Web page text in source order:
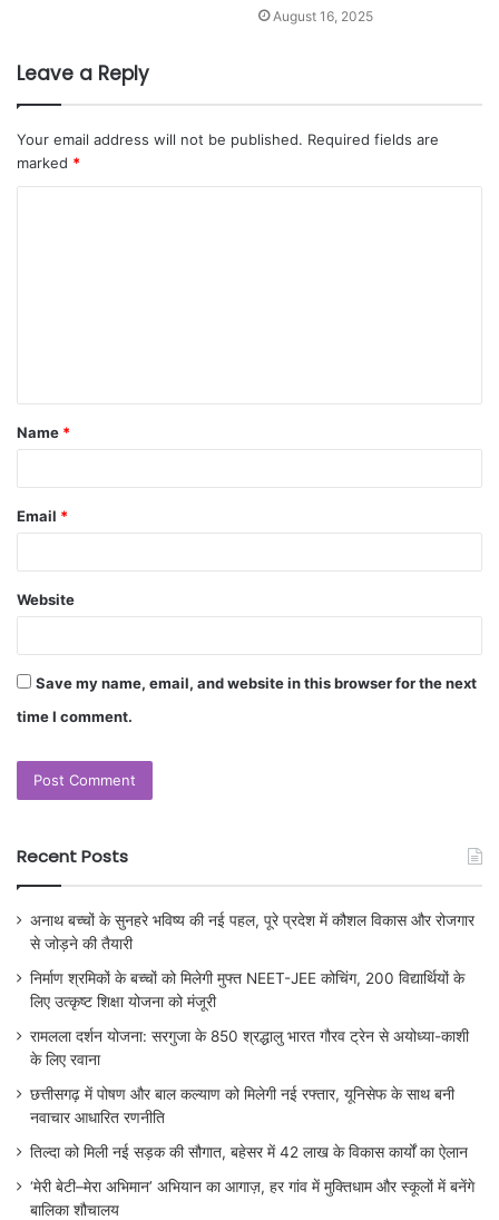
August 16, 2025
Leave a Reply
Your email address will not be published. Required fields are
marked *
Name *
Email *
Website
Save my name, email, and website in this browser for the next
time I comment.
Recent Posts
अनाथ बच्चों के सुनहरे भविष्य की नई पहल, पूरे प्रदेश में कौशल विकास और रोजगार
से जोड़ने की तैयारी
निर्माण श्रमिकों के बच्चों को मिलेगी मुफ्त NEET-JEE कोचिंग, 200 विद्यार्थियों के
लिए उत्कृष्ट शिक्षा योजना को मंजूरी
रामलला दर्शन योजना: सरगुजा के 850 श्रद्धालु भारत गौरव ट्रेन से अयोध्या-काशी
के लिए रवाना
छत्तीसगढ़ में पोषण और बाल कल्याण को मिलेगी नई रफ्तार, यूनिसेफ के साथ बनी
नवाचार आधारित रणनीति
तिल्दा को मिली नई सड़क की सौगात, बहेसर में 42 लाख के विकास कार्यों का ऐलान
‘मेरी बेटी–मेरा अभिमान’ अभियान का आगाज़, हर गांव में मुक्तिधाम और स्कूलों में बनेंगे
बालिका शौचालय